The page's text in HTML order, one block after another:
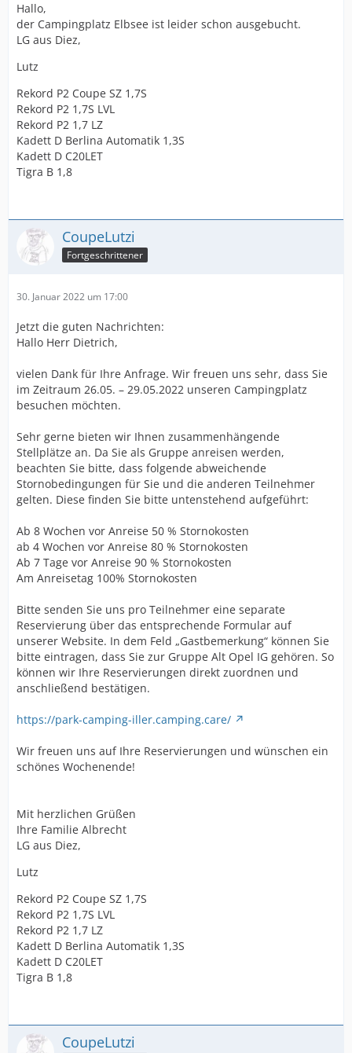
Hallo,
der Campingplatz Elbsee ist leider schon ausgebucht.
LG aus Diez,
Lutz
Rekord P2 Coupe SZ 1,7S
Rekord P2 1,7S LVL
Rekord P2 1,7 LZ
Kadett D Berlina Automatik 1,3S
Kadett D C20LET
Tigra B 1,8
CoupeLutzi
Fortgeschrittener
30. Januar 2022 um 17:00
Jetzt die guten Nachrichten:
Hallo Herr Dietrich,
vielen Dank für Ihre Anfrage. Wir freuen uns sehr, dass Sie
im Zeitraum 26.05. – 29.05.2022 unseren Campingplatz
besuchen möchten.
Sehr gerne bieten wir Ihnen zusammenhängende
Stellplätze an. Da Sie als Gruppe anreisen werden,
beachten Sie bitte, dass folgende abweichende
Stornobedingungen für Sie und die anderen Teilnehmer
gelten. Diese finden Sie bitte untenstehend aufgeführt:
Ab 8 Wochen vor Anreise 50 % Stornokosten
ab 4 Wochen vor Anreise 80 % Stornokosten
Ab 7 Tage vor Anreise 90 % Stornokosten
Am Anreisetag 100% Stornokosten
Bitte senden Sie uns pro Teilnehmer eine separate
Reservierung über das entsprechende Formular auf
unserer Website. In dem Feld „Gastbemerkung“ können Sie
bitte eintragen, dass Sie zur Gruppe Alt Opel IG gehören. So
können wir Ihre Reservierungen direkt zuordnen und
anschließend bestätigen.
https://park-camping-iller.camping.care/
Wir freuen uns auf Ihre Reservierungen und wünschen ein
schönes Wochenende!
Mit herzlichen Grüßen
Ihre Familie Albrecht
LG aus Diez,
Lutz
Rekord P2 Coupe SZ 1,7S
Rekord P2 1,7S LVL
Rekord P2 1,7 LZ
Kadett D Berlina Automatik 1,3S
Kadett D C20LET
Tigra B 1,8
CoupeLutzi